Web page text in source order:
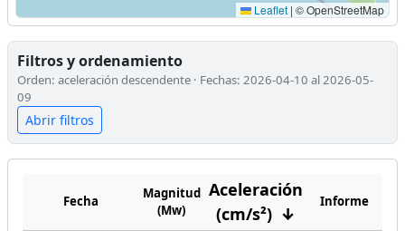
Leaflet | © OpenStreetMap
Filtros y ordenamiento
Orden: aceleración descendente · Fechas: 2026-04-10 al 2026-05-
09
Abrir filtros
Fecha
Magnitud
(Mw)
Aceleración
(cm/s²) ↓
Informe